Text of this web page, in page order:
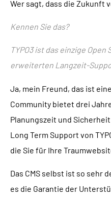
Wer sagt, dass die Zukunft
Kennen Sie das?
TYPO3 ist das einzige Open
erweiterten Langzeit-
Ja, mein Freund, das ist
Community bietet drei
Planungszeit und
Long Term Support von
die Sie für Ihre
Das CMS selbst ist so sehr
es die Garantie der